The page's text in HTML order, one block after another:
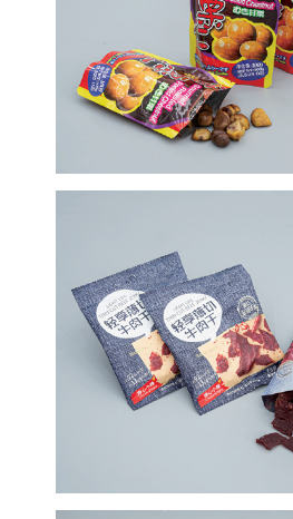
Máy tráng giấy
Máy ghép hai mặt